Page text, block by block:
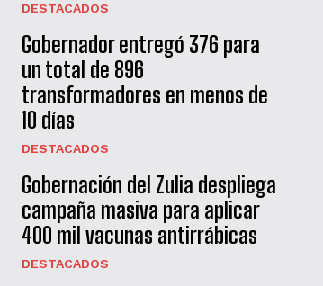
DESTACADOS
Gobernador entregó 376 para
un total de 896
transformadores en menos de
10 días
DESTACADOS
Gobernación del Zulia despliega
campaña masiva para aplicar
400 mil vacunas antirrábicas
DESTACADOS